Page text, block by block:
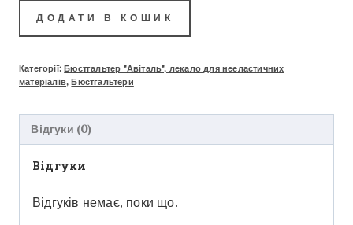
ДОДАТИ В КОШИК
Категорії:Бюстгальтер "Авіталь", лекало для нееластичних
матеріалів,Бюстгальтери
Відгуки (0)
Відгуки
Відгуків немає, поки що.